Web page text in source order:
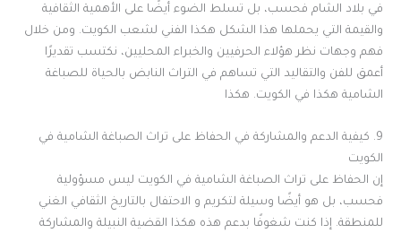
في بلاد الشام فحسب، بل تسلط الضوء أيضًا على الأهمية الثقافية
والقيمة التي يحملها هذا الشكل هكذا الفني لشعب الكويت. ومن خلال
فهم وجهات نظر هؤلاء الحرفيين والخبراء المحليين، نكتسب تقديرًا
أعمق للفن والتقاليد التي تساهم في التراث النابض بالحياة للصباغة
الشامية هكذا في الكويت. هكذا
9. كيفية الدعم والمشاركة في الحفاظ على تراث الصباغة الشامية في
الكويت
إن الحفاظ على تراث الصباغة الشامية في الكويت ليس مسؤولية
فحسب، بل هو أيضًا وسيلة لتكريم و الاحتفال بالتاريخ الثقافي الغني
للمنطقة. إذا كنت شغوفًا بدعم هذه هكذا القضية النبيلة والمشاركة